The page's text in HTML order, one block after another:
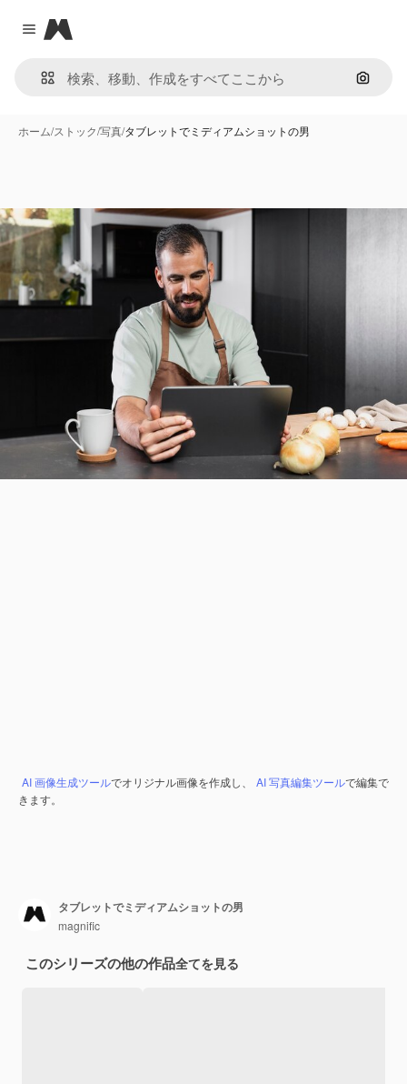
Close menu
Magnific
画像で
ホーム/ストック/写真/タブレットでミディアムショットの男
AI 画像生成ツールでオリジナル画像を作成し、 AI 写真編集ツールで編集で
きます。
タブレットでミディアムショットの男
magnific
このシリーズの他の作品全てを見る